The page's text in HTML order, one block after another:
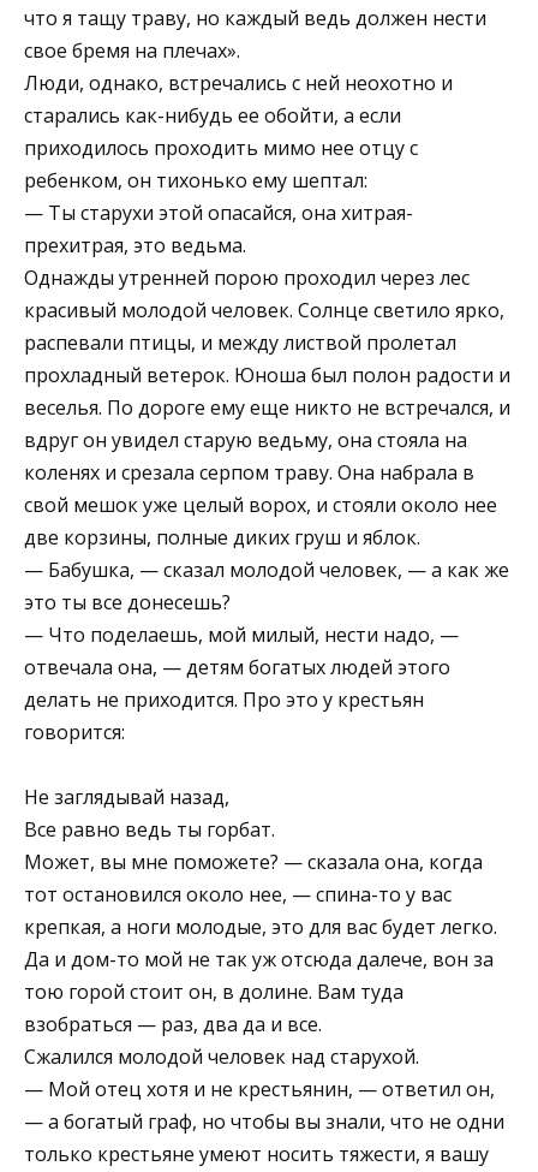
что я тащу траву, но каждый ведь должен нести
свое бремя на плечах».
Люди, однако, встречались с ней неохотно и
старались как-нибудь ее обойти, а если
приходилось проходить мимо нее отцу с
ребенком, он тихонько ему шептал:
— Ты старухи этой опасайся, она хитрая-
прехитрая, это ведьма.
Однажды утренней порою проходил через лес
красивый молодой человек. Солнце светило ярко,
распевали птицы, и между листвой пролетал
прохладный ветерок. Юноша был полон радости и
веселья. По дороге ему еще никто не встречался, и
вдруг он увидел старую ведьму, она стояла на
коленях и срезала серпом траву. Она набрала в
свой мешок уже целый ворох, и стояли около нее
две корзины, полные диких груш и яблок.
— Бабушка, — сказал молодой человек, — а как же
это ты все донесешь?
— Что поделаешь, мой милый, нести надо, —
отвечала она, — детям богатых людей этого
делать не приходится. Про это у крестьян
говорится:
Не заглядывай назад,
Все равно ведь ты горбат.
Может, вы мне поможете? — сказала она, когда
тот остановился около нее, — спина-то у вас
крепкая, а ноги молодые, это для вас будет легко.
Да и дом-то мой не так уж отсюда далече, вон за
тою горой стоит он, в долине. Вам туда
взобраться — раз, два да и все.
Сжалился молодой человек над старухой.
— Мой отец хотя и не крестьянин, — ответил он,
— а богатый граф, но чтобы вы знали, что не одни
только крестьяне умеют носить тяжести, я вашу